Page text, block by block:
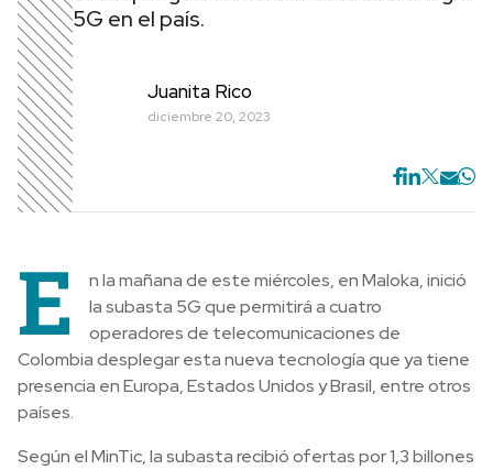
5G en el país.
Juanita Rico
diciembre 20, 2023
E
n la mañana de este miércoles, en Maloka, inició
la subasta 5G que permitirá a cuatro
operadores de telecomunicaciones de
Colombia desplegar esta nueva tecnología que ya tiene
presencia en Europa, Estados Unidos y Brasil, entre otros
países.
Según el MinTic, la subasta recibió ofertas por 1,3 billones